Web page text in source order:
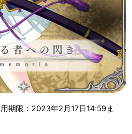
期限：2023年2月17日14:59ま